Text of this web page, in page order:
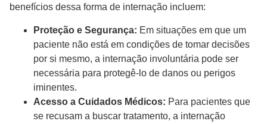
benefícios dessa forma de internação incluem:
Proteção e Segurança: Em situações em que um
paciente não está em condições de tomar decisões
por si mesmo, a internação involuntária pode ser
necessária para protegê-lo de danos ou perigos
iminentes.
Acesso a Cuidados Médicos: Para pacientes que
se recusam a buscar tratamento, a internação